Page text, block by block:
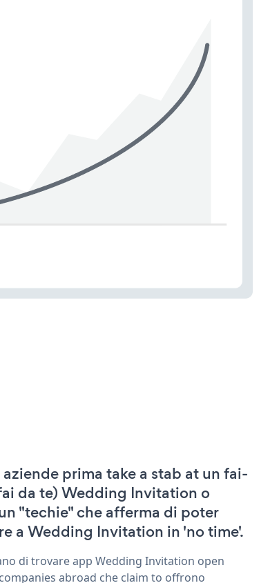
prima take a stab at un fai-
da te) Wedding Invitation o
"techie" che afferma di poter
a Wedding Invitation in 'no time'.
di trovare app Wedding Invitation open
abroad che claim to offrono